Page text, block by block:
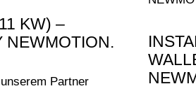
KW) –
NEWMOTION.
Partner